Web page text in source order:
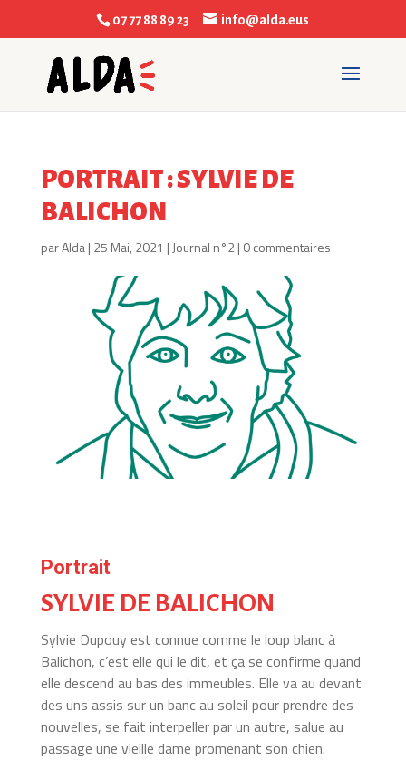
07 77 88 89 23 info@alda.eus
PORTRAIT : SYLVIE DE
BALICHON
parAlda| 25 Mai, 2021 | Journal n°2| 0 commentaires
Portrait
SYLVIE DE BALICHON
Sylvie Dupouy est connue comme le loup blanc à
Balichon, c’est elle qui le dit, et ça se confirme quand
elle descend au bas des immeubles. Elle va au devant
des uns assis sur un banc au soleil pour prendre des
nouvelles, se fait interpeller par un autre, salue au
passage une vieille dame promenant son chien.